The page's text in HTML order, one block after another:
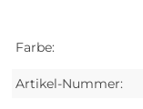
Farbe:
Artikel-Nummer: